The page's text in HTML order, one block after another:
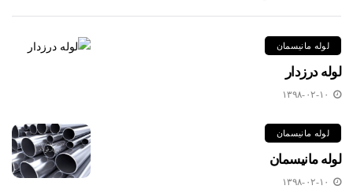
لوله مانیسمان
لوله درزدار
۱۳۹۸-۰۲-۱۰
لوله مانیسمان
لوله مانیسمان
۱۳۹۸-۰۲-۱۰